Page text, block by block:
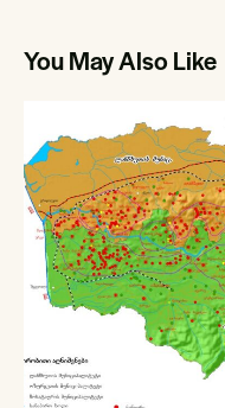
You May Also Like